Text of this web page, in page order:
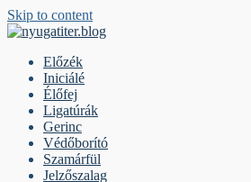
Skip to content
Előzék
Iniciálé
Élőfej
Ligatúrák
Gerinc
Védőborító
Szamárfül
Jelzőszalag